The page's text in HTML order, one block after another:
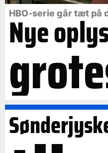
HBO-serie går tæt på
Nye